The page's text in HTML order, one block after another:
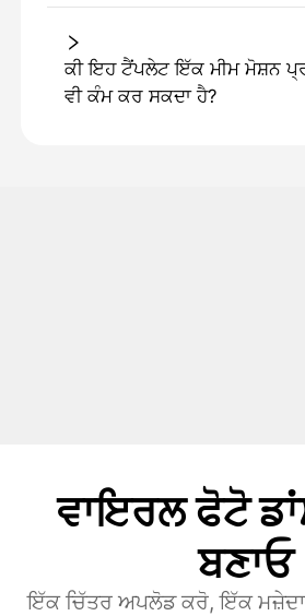
ਕੀ ਇਹ ਟੈਂਪਲੇਟ ਇੱਕ ਮੀਮ ਮੋਸ਼ਨ
ਵੀ ਕੰਮ ਕਰ ਸਕਦਾ ਹੈ?
ਵਾਇਰਲ ਫੋਟੋ
ਬਣਾਓ
ਇੱਕ ਚਿੱਤਰ ਅਪਲੋਡ ਕਰੋ, ਇੱਕ